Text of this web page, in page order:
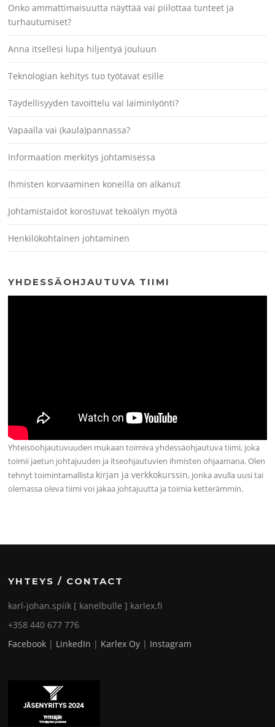
Onko ammattimaisuutta näyttää vai piilottaa tunteet ja
turhautumiset?
Anna itsellesi lupa hiljentyä jouluun
Teknologian kehitys tuo työtavat esille
Täydellisyyden tavoittelu vai laiminlyönti?
Vapaalla vai (kaula)pannassa?
Informaation merkitys johtamisessa
Ihmisten korvaaminen koneilla on alkanut
Johtamistaidot korostuvat tekoälyn myötä
Henkilökohtainen johtaminen
YHDESSÄOHJAUTUVA TIIMI
Yhteisöohjautuvuuden mukaan toimiva yhdessäohjautuva tiimi, joka
toimii jaetun johtajuuden ja itseohjautuvien ihmisten ohjaamana. Olen
tehnyt toimintamallista kirjan ja verkkokurssin, jonka avulla uusi tai
olemassa oleva tiimi voi jakaa johtajuutta ja toimia ketterämmin.
YHTEYS / CONTACT
karl-johan.spiik [ kanelbulle ] karlex.fi
+358 440 677 776
Facebook | LinkedIn | Karlex Oy | Instagram